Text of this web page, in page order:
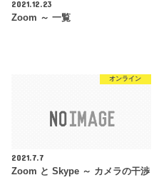
2021.12.23
Zoom ～ 一覧
オンライン
2021.7.7
Zoom と Skype ～ カメラの干渉